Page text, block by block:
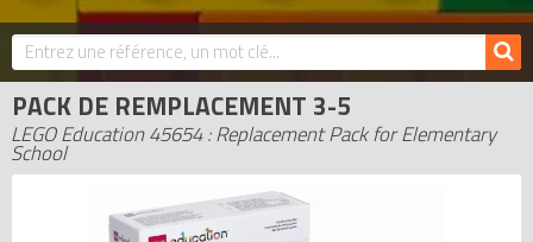
NOUVEAUTÉS
LEGO 2026
BONS PLANS
ACTUALITÉS
ASSOCIATIONS DE FANS
EXPOSITIONS LEGO
PACK DE REMPLACEMENT 3-5
LEGO Education 45654 : Replacement Pack for Elementary
School